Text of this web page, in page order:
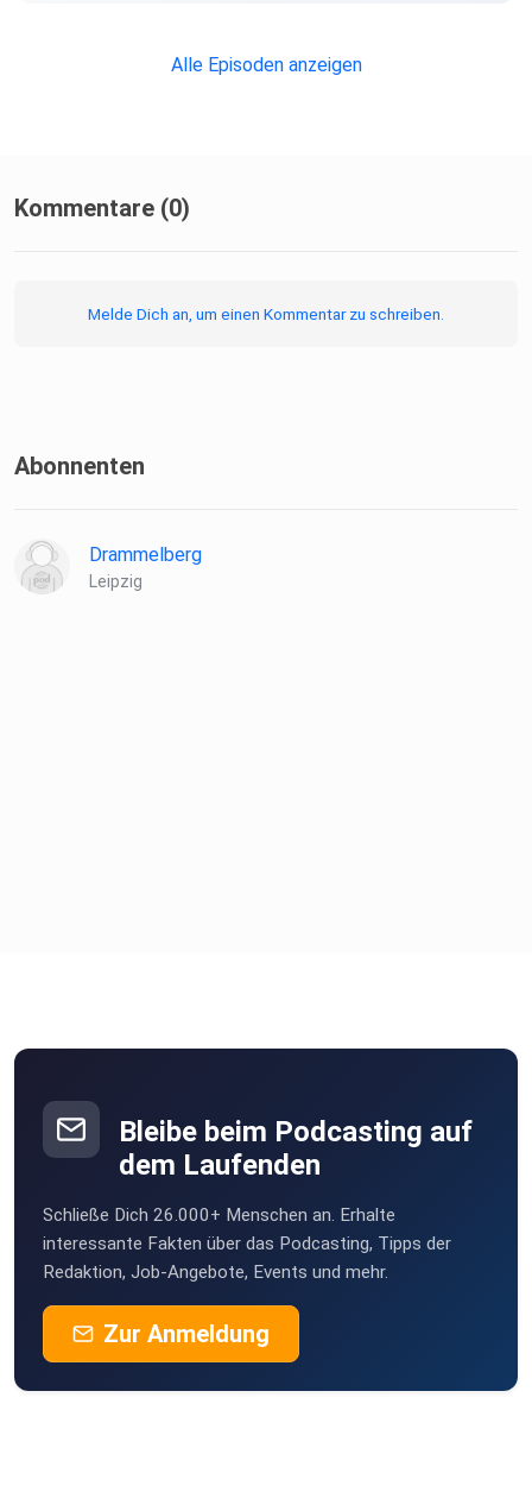
Alle Episoden anzeigen
Kommentare (0)
Melde Dich an, um einen Kommentar zu schreiben.
Abonnenten
Drammelberg
Leipzig
Bleibe beim Podcasting auf
dem Laufenden
Schließe Dich 26.000+ Menschen an. Erhalte
interessante Fakten über das Podcasting, Tipps der
Redaktion, Job-Angebote, Events und mehr.
Zur Anmeldung